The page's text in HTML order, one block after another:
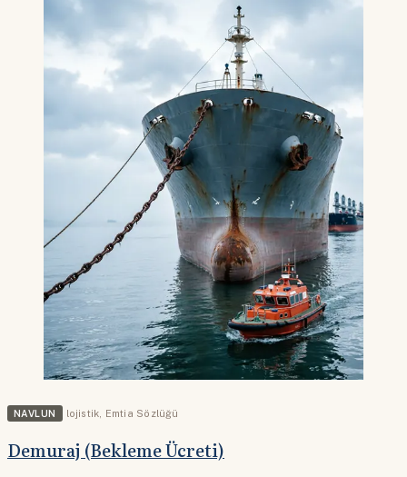
NAVLUN lojistik Emtia Sözlüğü
Demuraj (Bekleme Ücreti)